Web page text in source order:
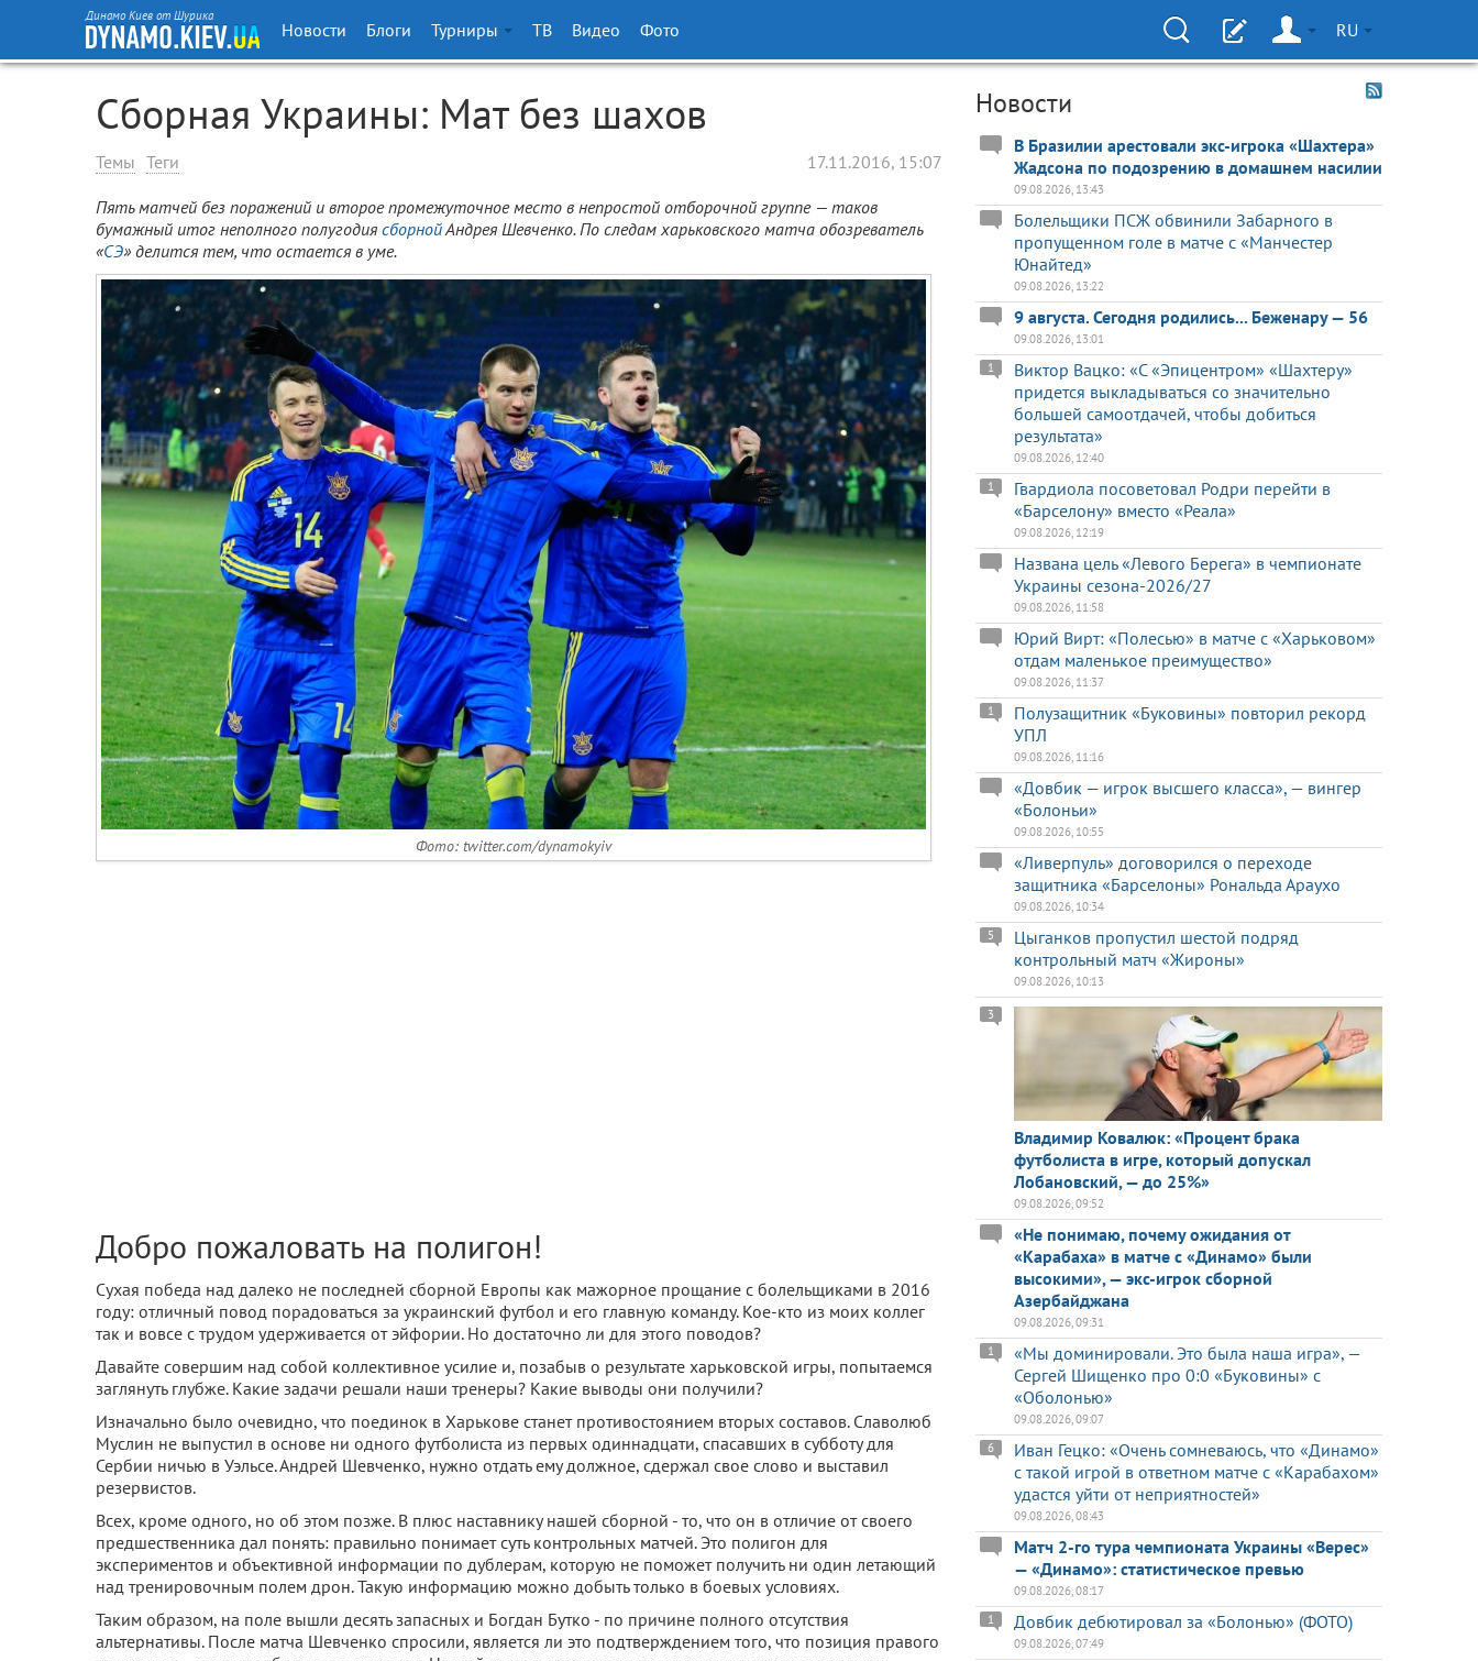
Динамо Киев от Шурика
Новости Блоги Турниры ТВ Видео Фото RU
Сборная Украины: Мат без шахов
Темы Теги 17.11.2016, 15:07
Пять матчей без поражений и второе промежуточное место в непростой отборочной группе — таков
бумажный итог неполного полугодия сборнойАндрея Шевченко. По следам харьковского матча обозреватель
«СЭ» делится тем, что остается в уме.
Фото: twitter.com/dynamokyiv
Добро пожаловать на полигон!
Сухая победа над далеко не последней сборной Европы как мажорное прощание с болельщиками в 2016
году: отличный повод порадоваться за украинский футбол и его главную команду. Кое-кто из моих коллег
так и вовсе с трудом удерживается от эйфории. Но достаточно ли для этого поводов?
Давайте совершим над собой коллективное усилие и, позабыв о результате харьковской игры, попытаемся
заглянуть глубже. Какие задачи решали наши тренеры? Какие выводы они получили?
Изначально было очевидно, что поединок в Харькове станет противостоянием вторых составов. Славолюб
Муслин не выпустил в основе ни одного футболиста из первых одиннадцати, спасавших в субботу для
Сербии ничью в Уэльсе. Андрей Шевченко, нужно отдать ему должное, сдержал свое слово и выставил
резервистов.
Всех, кроме одного, но об этом позже. В плюс наставнику нашей сборной - то, что он в отличие от своего
предшественника дал понять: правильно понимает суть контрольных матчей. Это полигон для
экспериментов и объективной информации по дублерам, которую не поможет получить ни один летающий
над тренировочным полем дрон. Такую информацию можно добыть только в боевых условиях.
Таким образом, на поле вышли десять запасных и Богдан Бутко - по причине полного отсутствия
альтернативы. После матча Шевченко спросили, является ли это подтверждением того, что позиция правого
Новости
В Бразилии арестовали экс-игрока «Шахтера»
Жадсона по подозрению в домашнем насилии
09.08.2026, 13:43
Болельщики ПСЖ обвинили Забарного в
пропущенном голе в матче с «Манчестер
Юнайтед»
09.08.2026, 13:22
9 августа. Сегодня родились... Беженару — 56
09.08.2026, 13:01
Виктор Вацко: «С «Эпицентром» «Шахтеру»
придется выкладываться со значительно
большей самоотдачей, чтобы добиться
результата»
1
09.08.2026, 12:40
Гвардиола посоветовал Родри перейти в
«Барселону» вместо «Реала»
1
09.08.2026, 12:19
Названа цель «Левого Берега» в чемпионате
Украины сезона-2026/27
09.08.2026, 11:58
Юрий Вирт: «Полесью» в матче с «Харьковом»
отдам маленькое преимущество»
09.08.2026, 11:37
Полузащитник «Буковины» повторил рекорд
УПЛ
1
09.08.2026, 11:16
«Довбик — игрок высшего класса», — вингер
«Болоньи»
09.08.2026, 10:55
«Ливерпуль» договорился о переходе
защитника «Барселоны» Рональда Араухо
09.08.2026, 10:34
Цыганков пропустил шестой подряд
контрольный матч «Жироны»
5
09.08.2026, 10:13
Владимир Ковалюк: «Процент брака
футболиста в игре, который допускал
Лобановский, — до 25%»
3
09.08.2026, 09:52
«Не понимаю, почему ожидания от
«Карабаха» в матче с «Динамо» были
высокими», — экс-игрок сборной
Азербайджана
09.08.2026, 09:31
«Мы доминировали. Это была наша игра», —
Сергей Шищенко про 0:0 «Буковины» с
«Оболонью»
1
09.08.2026, 09:07
Иван Гецко: «Очень сомневаюсь, что «Динамо»
с такой игрой в ответном матче с «Карабахом»
удастся уйти от неприятностей»
6
09.08.2026, 08:43
Матч 2-го тура чемпионата Украины «Верес»
— «Динамо»: статистическое превью
09.08.2026, 08:17
Довбик дебютировал за «Болонью» (ФОТО)
1
09.08.2026, 07:49